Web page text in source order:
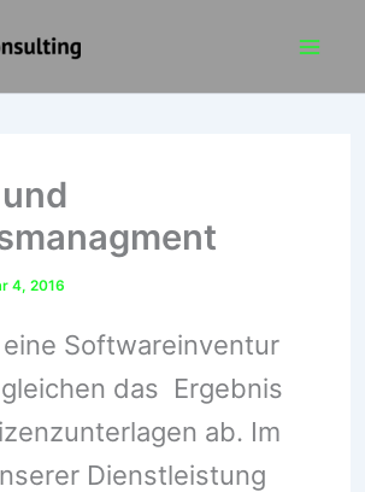
4, 2016
Softwareinventur
das Ergebnis
ab. Im
Dienstleistung